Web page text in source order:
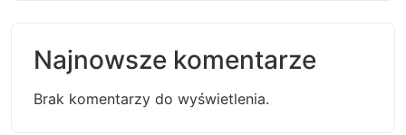
Najnowsze komentarze
Brak komentarzy do wyświetlenia.